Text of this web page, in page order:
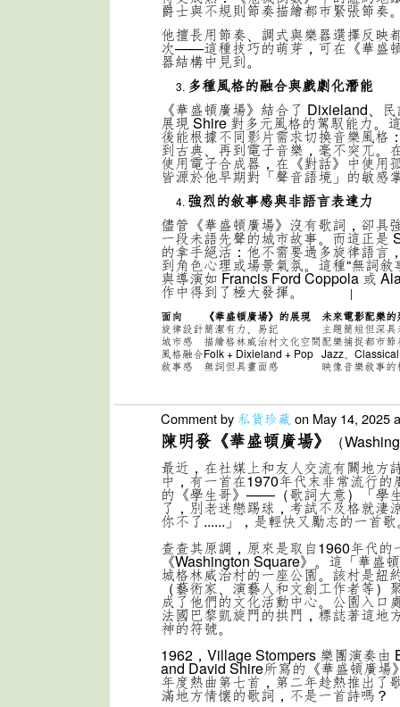
爵士與不規則節奏描繪都市緊張節奏
他擅長用節奏、調式與樂器選擇反映
次——這種技巧的萌芽，可在《華盛
器結構中見到。
多種風格的融合與戲劇化潛能
《華盛頓廣場》結合了 Dixieland、
展現 Shire 對多元風格的駕馭能力。
後能根據不同影片需求切換音樂風格
到古典、再到電子音樂，毫不突兀。
使用電子合成器，在《對話》中使用
皆源於他早期對「聲音語境」的敏感
強烈的敘事感與非語言表達力
儘管《華盛頓廣場》沒有歌詞，卻具
一段未語先聲的城市故事。而這正是
的拿手絕活： 他不需要過多旋律語言
到角色心理或場景氣氛。這種“無詞敘
與導演如 Francis Ford Coppola 或
作中得到了極大發揮。 |
面向 《華盛頓廣場》的展現 未來電影配樂的
旋律設計簡潔有力、易記
主題簡短但深具
城市感
描繪格林威治村文化空間配樂捕捉都市節
風格融合Folk + Dixieland + Pop Jazz、
敘事感
無詞但具畫面感 映像音樂敘事的
Comment by 私貨珍藏 on May 14, 2025
陳明發《華盛頓廣場》
（
最近，在社媒上和友人交流有關地方
中，有一首在1970年代末非常流行的
的《學生哥》——（歌詞大意）「學
了，別老迷戀踢球，考試不及格就淒
你不了......」，是輕快又勵志的一首歌
查查其原調，原來是取自1960年代的
《Washington Square》。這「華盛
城格林威治村的一座公園。該村是紐
（藝術家、演藝人和文創工作者等）
成了他們的文化活動中心。公園入口
法國巴黎凱旋門的拱門，標誌著這地
神的符號。
1962，Village Stompers 樂團演奏由
and David Shire所寫的《華盛頓廣場
年度熱曲第七首，第二年趁熱推出了
滿地方情懐的歌詞，不是一首詩嗎？